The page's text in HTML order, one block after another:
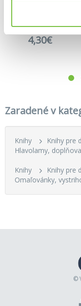
Vlajky sveta: Kniha s nálepkami
4,30€
Zaradené v
Knihy
Knihy pre
Hlavolamy,
Knihy
Knihy pre
Omaľovánky,
©